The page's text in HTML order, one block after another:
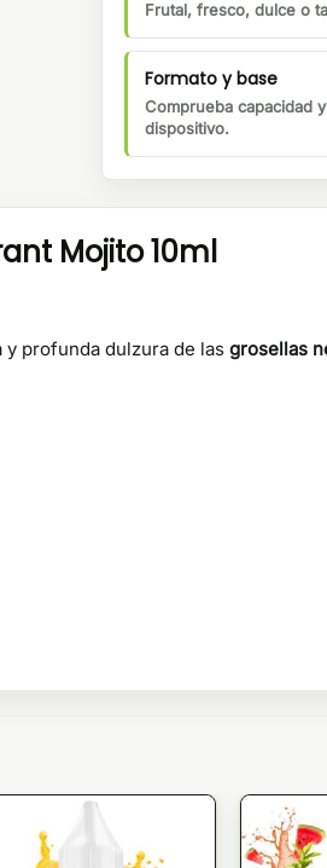
Frutal, fresco, dulce o
Formato y base
Comprueba capacidad
dispositivo.
Mojito 10ml
y profunda dulzura de las grosellas